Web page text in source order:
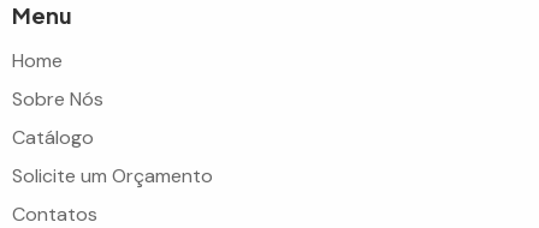
Menu
Home
Sobre Nós
Catálogo
Solicite um Orçamento
Contatos